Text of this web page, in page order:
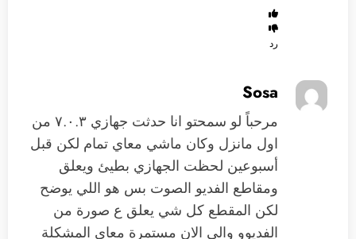
رد
Sosa
مرحباً لو سمحتو انا حدثت جهازي ٧.٠.٣ من
اول مانزل وكان ماشي معاي تمام لكن قبل
أسبوعين لحظت الجهازي بطيئ ويعلق
ومقاطع الفديو الصوت بس هو اللي يوضح
لكن المقطع كل شي يعلق ع صورة من
الفديوو والى الان مستمرة معاي المشكلة